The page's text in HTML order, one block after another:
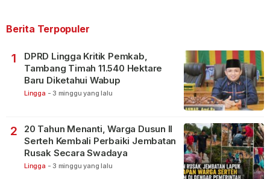
Berita Terpopuler
1
DPRD Lingga Kritik Pemkab,
Tambang Timah 11.540 Hektare
Baru Diketahui Wabup
Lingga - 3 minggu yang lalu
2
20 Tahun Menanti, Warga Dusun II
Serteh Kembali Perbaiki Jembatan
Rusak Secara Swadaya
Lingga - 3 minggu yang lalu